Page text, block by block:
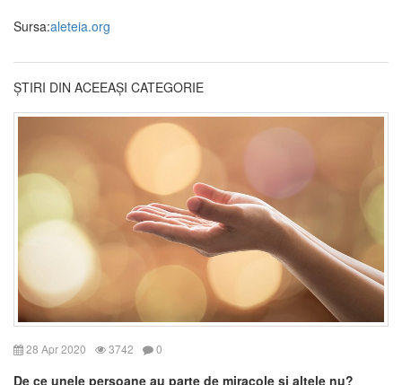
Sursa:aleteia.org
ȘTIRI DIN ACEEAȘI CATEGORIE
28 Apr 2020 3742 0
De ce unele persoane au parte de miracole și altele nu?